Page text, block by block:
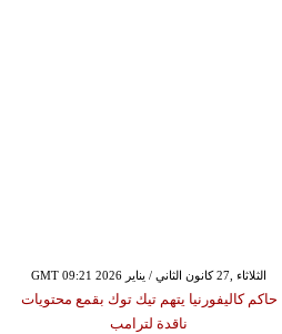
GMT 09:21 2026 الثلاثاء ,27 كانون الثاني / يناير
حاكم كاليفورنيا يتهم تيك توك بقمع محتويات
ناقدة لترامب